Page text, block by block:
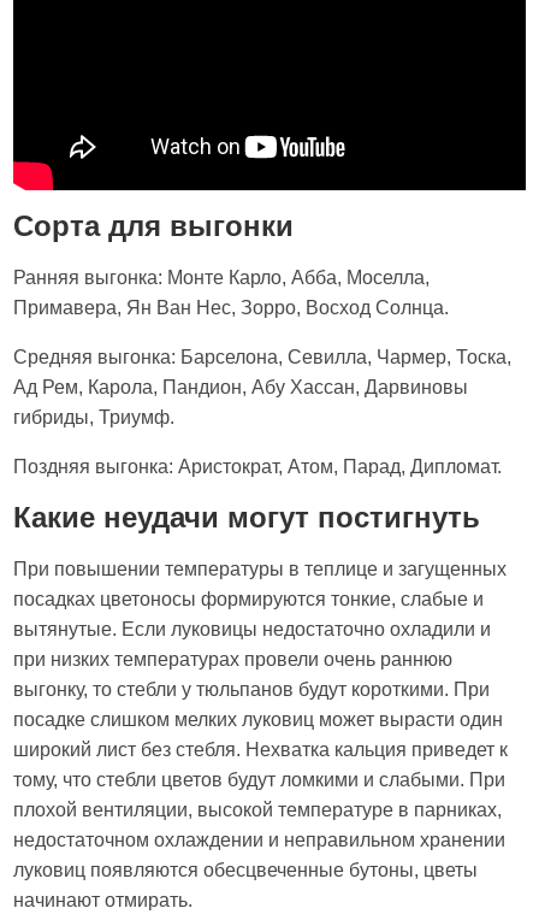
Сорта для выгонки
Ранняя выгонка: Монте Карло, Абба, Моселла,
Примавера, Ян Ван Нес, Зорро, Восход Солнца.
Средняя выгонка: Барселона, Севилла, Чармер, Тоска,
Ад Рем, Карола, Пандион, Абу Хассан, Дарвиновы
гибриды, Триумф.
Поздняя выгонка: Аристократ, Атом, Парад, Дипломат.
Какие неудачи могут постигнуть
При повышении температуры в теплице и загущенных
посадках цветоносы формируются тонкие, слабые и
вытянутые. Если луковицы недостаточно охладили и
при низких температурах провели очень раннюю
выгонку, то стебли у тюльпанов будут короткими. При
посадке слишком мелких луковиц может вырасти один
широкий лист без стебля. Нехватка кальция приведет к
тому, что стебли цветов будут ломкими и слабыми. При
плохой вентиляции, высокой температуре в парниках,
недостаточном охлаждении и неправильном хранении
луковиц появляются обесцвеченные бутоны, цветы
начинают отмирать.